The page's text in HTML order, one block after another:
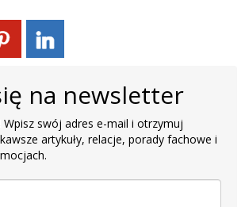
na newsletter
Wpisz swój adres e-mail i otrzymuj
artykuły, relacje, porady fachowe i